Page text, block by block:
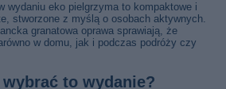
wydaniu eko pielgrzyma to kompaktowe i
stworzone z myślą o osobach aktywnych.
granatowa oprawa sprawiają, że
w domu, jak i podczas podróży czy
to wydanie?